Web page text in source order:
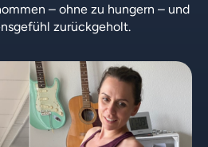
– ohne zu hungern – und
zurückgeholt.